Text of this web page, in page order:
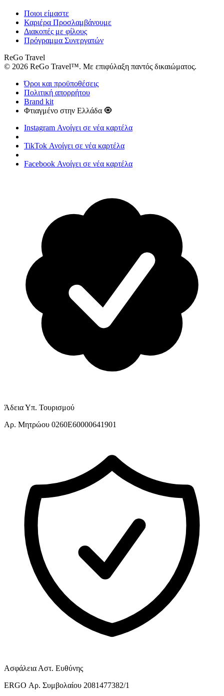
Ποιοι είμαστε
Καριέρα Προσλαμβάνουμε
Διακοπές με φίλους
Πρόγραμμα Συνεργατών
ReGo Travel
© 2026 ReGo Travel™. Με επιφύλαξη παντός δικαιώματος.
Όροι και προϋποθέσεις
Πολιτική απορρήτου
Brand kit
Φτιαγμένο στην Ελλάδα 🧿
Instagram Ανοίγει σε νέα καρτέλα
TikTok Ανοίγει σε νέα καρτέλα
Facebook Ανοίγει σε νέα καρτέλα
Άδεια Υπ. Τουρισμού
Αρ. Μητρώου 0260E60000641901
Ασφάλεια Αστ. Ευθύνης
ERGO Αρ. Συμβολαίου 2081477382/1